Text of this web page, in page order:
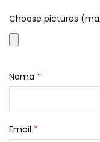
Choose pictures
Nama *
Email *